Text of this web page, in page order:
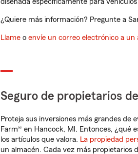
¿Quiere más información? Pregunte a
Llame o envíe un correo electrónico a un
Seguro de propietarios
Proteja sus inversiones más grandes de
Farm® en Hancock, MI. Entonces, ¿qué
los artículos que valora. La propiedad
un almacén. Cada vez más propietarios